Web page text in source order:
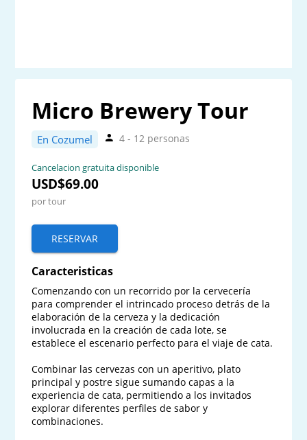
Micro Brewery Tour
En Cozumel 4 - 12 personas
Cancelacion gratuita disponible
USD$69.00
por tour
RESERVAR
Caracteristicas
Comenzando con un recorrido por la cervecería
para comprender el intrincado proceso detrás de la
elaboración de la cerveza y la dedicación
involucrada en la creación de cada lote, se
establece el escenario perfecto para el viaje de cata.
Combinar las cervezas con un aperitivo, plato
principal y postre sigue sumando capas a la
experiencia de cata, permitiendo a los invitados
explorar diferentes perfiles de sabor y
combinaciones.